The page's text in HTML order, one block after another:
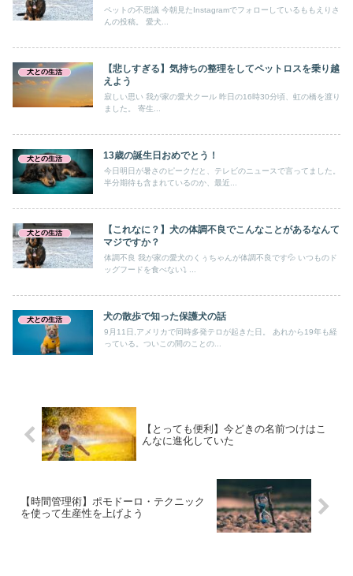
ペットの不思議 今朝見たInstagramでフォローしているももえりさ
んの投稿。 愛犬...
犬との生活
【悲しすぎる】気持ちの整理をしてペットロスを乗り越
えよう
寂しい思い 我が家の愛犬クール 昨日の16時30分頃、虹の橋を渡り
ました。 寄生...
犬との生活 13歳の誕生日おめでとう！
今日明日が暑さのピークだと、テレビのニュースで言ってました。
半分期待も含まれているのか、最近...
犬との生活
【これなに？】犬の体調不良でこんなことがあるなんて
マジですか？
体調不良 我が家の愛犬のくぅちゃんが体調不良です💦 いつものド
ッグフードを食べない⤵ ...
犬との生活 犬の散歩で知った保護犬の話
9月11日,アメリカで同時多発テロが起きた日。 あれから19年も経
っている。ついこの間のことの...
【とっても便利】今どきの名前つけはこ
んなに進化していた
【時間管理術】ポモドーロ・テクニック
を使って生産性を上げよう